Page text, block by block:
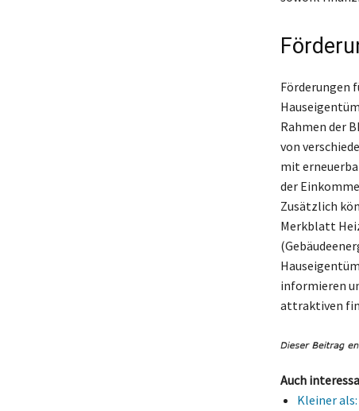
Förderungen
Rahmen der
von
mit
der
Zusätzlich
Merkblatt
informieren
attraktiven
Auch
Kleiner